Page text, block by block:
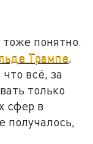
понятно.
Трампе
что всё, за
только
сфер в
получалось,